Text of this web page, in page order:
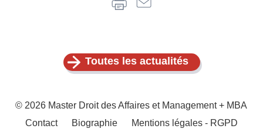
Toutes les actualités
© 2026 Master Droit des Affaires et Management + MBA
Contact Biographie
Mentions légales - RGPD